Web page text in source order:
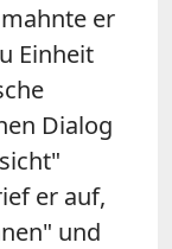
er
Einheit
Dialog
er auf,
und